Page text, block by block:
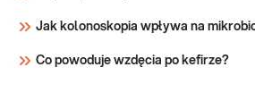
Jak kolonoskopia wpływa na
Co powoduje wzdęcia po kefirze?